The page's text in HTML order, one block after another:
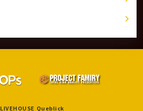
LIVEHOUSE Queblick